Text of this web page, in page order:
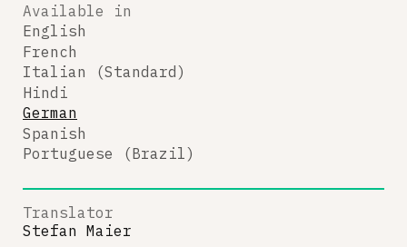
Available in
English
French
Italian (Standard)
Hindi
German
Spanish
Portuguese (Brazil)
Translator
Stefan Maier